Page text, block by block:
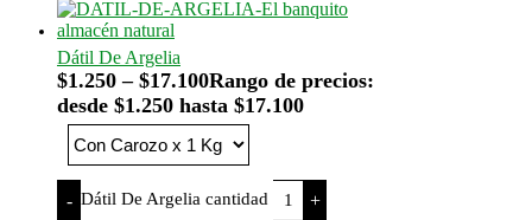
Dátil De Argelia
$1.250 – $17.100Rango de precios:
desde $1.250 hasta $17.100
- Dátil De Argelia cantidad +